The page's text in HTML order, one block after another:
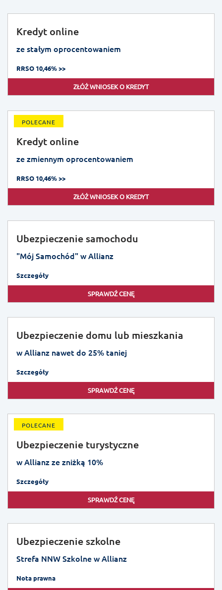
Kredyt online
ze stałym oprocentowaniem
RRSO 10,46% >>
ZŁÓŻ WNIOSEK O KREDYT
POLECANE
Kredyt online
ze zmiennym oprocentowaniem
RRSO 10,46% >>
ZŁÓŻ WNIOSEK O KREDYT
Ubezpieczenie samochodu
"Mój Samochód" w Allianz
Szczegóły
SPRAWDŹ CENĘ
Ubezpieczenie domu lub mieszkania
w Allianz nawet do 25% taniej
Szczegóły
SPRAWDŹ CENĘ
POLECANE
Ubezpieczenie turystyczne
w Allianz ze zniżką 10%
Szczegóły
SPRAWDŹ CENĘ
Ubezpieczenie szkolne
Strefa NNW Szkolne w Allianz
Nota prawna